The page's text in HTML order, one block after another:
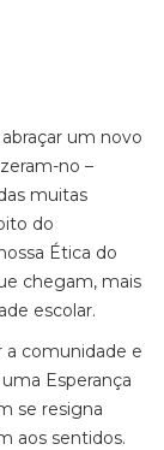
um novo
no –
muitas
do
Ética do
chegam, mais
escolar.
a comunidade e
Esperança
se resigna
aos sentidos.